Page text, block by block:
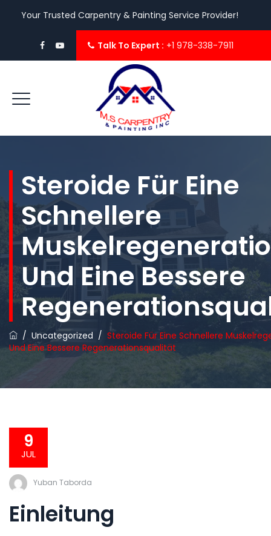
Your Trusted Carpentry & Painting Service Provider!
Talk To Expert : +1 978-338-7911
Steroide Für Eine
Schnellere
Und Eine Bessere
/ Uncategorized / Steroide Für Eine Schnellere
Und Eine Bessere Regenerationsqualität
9
JUL
Yuban Taborda
Einleitung